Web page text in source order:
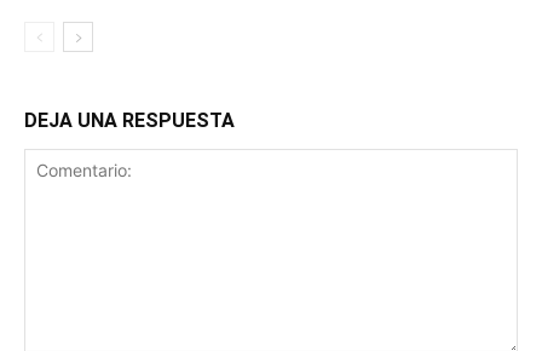
DEJA UNA RESPUESTA